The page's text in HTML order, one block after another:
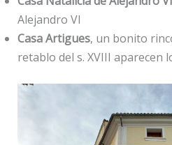
Alejandro VI
Casa Artigues, un bonito
retablo del s. XVIII aparecen